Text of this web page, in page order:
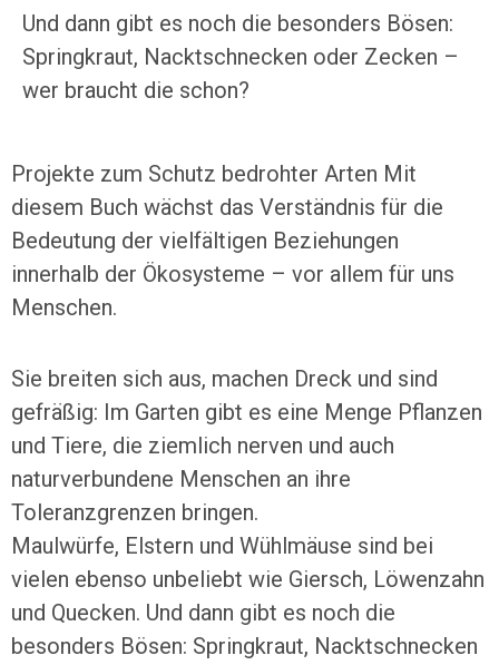
Und dann gibt es noch die besonders Bösen:
Springkraut, Nacktschnecken oder Zecken –
wer braucht die schon?
Projekte zum Schutz bedrohter Arten Mit
diesem Buch wächst das Verständnis für die
Bedeutung der vielfältigen Beziehungen
innerhalb der Ökosysteme – vor allem für uns
Menschen.
Sie breiten sich aus, machen Dreck und sind
gefräßig: Im Garten gibt es eine Menge Pflanzen
und Tiere, die ziemlich nerven und auch
naturverbundene Menschen an ihre
Toleranzgrenzen bringen.
Maulwürfe, Elstern und Wühlmäuse sind bei
vielen ebenso unbeliebt wie Giersch, Löwenzahn
und Quecken. Und dann gibt es noch die
besonders Bösen: Springkraut, Nacktschnecken